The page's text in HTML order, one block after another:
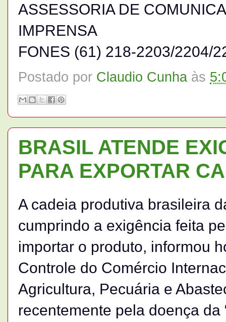
ASSESSORIA DE
IMPRENSA
FONES (61) 218-2203/2204/
Postado por Claudio Cunha às
BRASIL ATENDE
PARA EXPORTAR
A cadeia produtiva brasileira
cumprindo a exigência feita
importar o produto, informou
Controle do Comércio
Agricultura, Pecuária e
recentemente pela doença da